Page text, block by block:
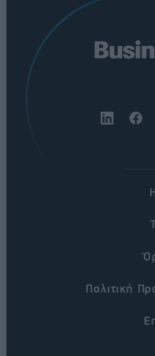
Πολιτική